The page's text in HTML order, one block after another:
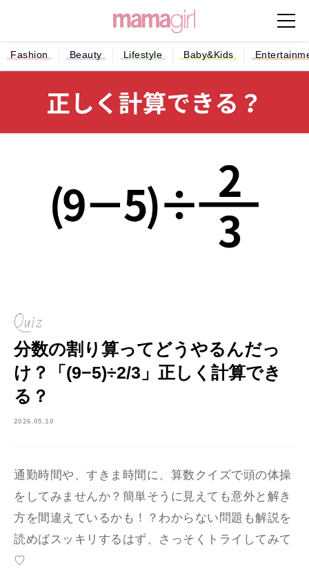
Fashion Beauty Lifestyle Baby&Kids
Quiz
分数の割り算ってどうやるんだっ
け？「(9−5)÷2/3」正しく計算でき
る？
2026.05.10
通勤時間や、すきま時間に、算数クイズで頭の体操
をしてみませんか？簡単そうに見えても意外と解き
方を間違えているかも！？わからない問題も解説を
読めばスッキリするはず、さっそくトライしてみて
♡